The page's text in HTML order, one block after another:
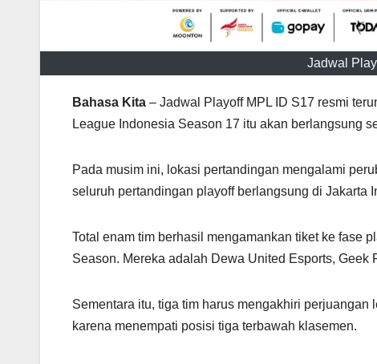
Jadwal
Bahasa Kita – Jadwal Playoff MPL ID S17 resmi
League Indonesia Season 17 itu akan berlangsung
Pada musim ini, lokasi pertandingan mengalami
seluruh pertandingan playoff berlangsung di Jakarta
Total enam tim berhasil mengamankan tiket ke fase
Season. Mereka adalah Dewa United Esports, Geek
Sementara itu, tiga tim harus mengakhiri
karena menempati posisi tiga terbawah klasemen.